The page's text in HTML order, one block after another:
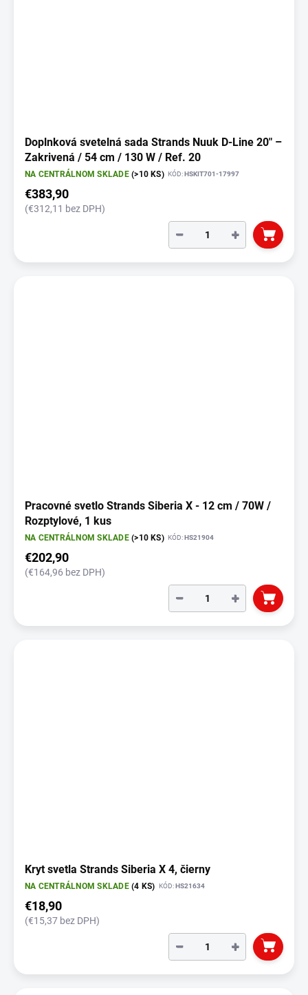
Doplnková svetelná sada Strands Nuuk D-Line 20" –
Zakrivená / 54 cm / 130 W / Ref. 20
NA CENTRÁLNOM SKLADE(>10 KS) KÓD: HSKIT701-17997
€383,90
(€312,11 bez DPH)
+
−
Pracovné svetlo Strands Siberia X - 12 cm / 70W /
Rozptylové, 1 kus
NA CENTRÁLNOM SKLADE(>10 KS) KÓD:HS21904
€202,90
(€164,96 bez DPH)
+
−
Kryt svetla Strands Siberia X 4, čierny
NA CENTRÁLNOM SKLADE(4 KS) KÓD:HS21634
€18,90
(€15,37 bez DPH)
+
−